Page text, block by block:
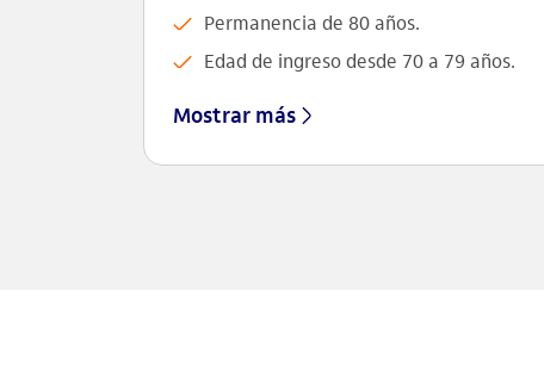
Permanencia de 80 años.
Edad de ingreso desde 70 a 79 años.
Mostrar más